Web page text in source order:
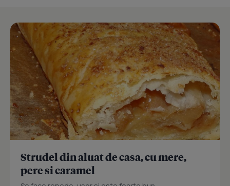
Strudel din aluat de casa, cu mere,
pere si caramel